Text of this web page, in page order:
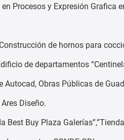
Procesos y Expresión Grafica
de hornos para
de departamentos
Autocad, Obras Públicas de
Diseño.
Best Buy Plaza